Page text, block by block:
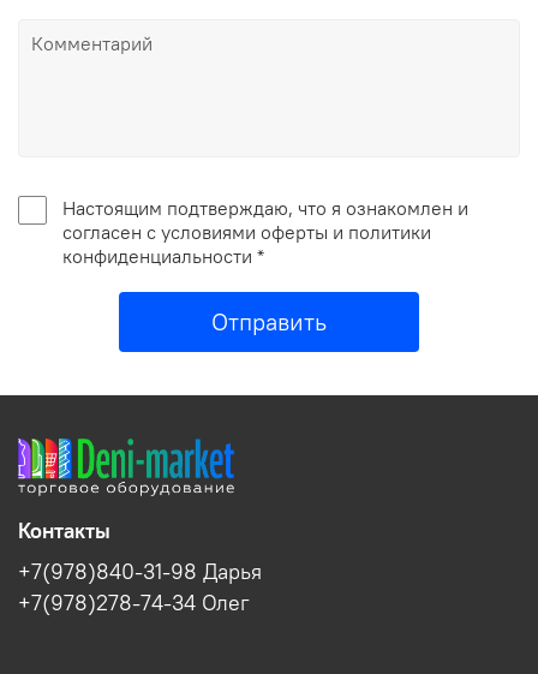
Настоящим подтверждаю, что я ознакомлен и
согласен с условиями оферты и политики
конфиденциальности *
Отправить
Контакты
+7(978)840-31-98 Дарья
+7(978)278-74-34 Олег